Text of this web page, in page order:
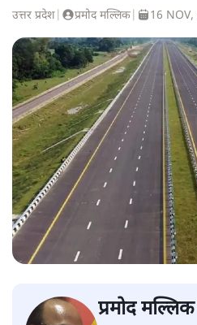
उत्तर प्रदेश प्रमोद मल्लिक 16 NOV,
प्रमोद मल्लिक